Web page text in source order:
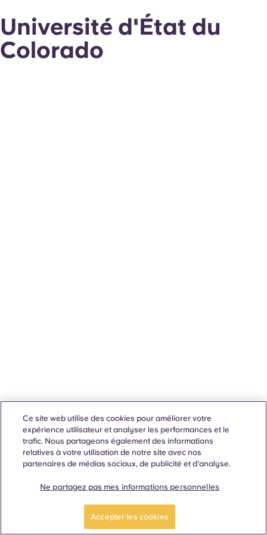
Université d'État du
Colorado
Ce site web utilise des cookies pour améliorer votre
expérience utilisateur et analyser les performances et le
trafic. Nous partageons également des informations
relatives à votre utilisation de notre site avec nos
partenaires de médias sociaux, de publicité et d'analyse.
Ne partagez pas mes informations personnelles
Accepter les cookies